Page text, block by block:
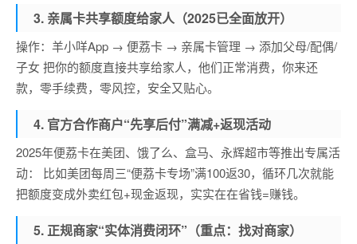
3. 亲属卡共享额度给家人（2025已全面放开）
操作：羊小咩App → 便荔卡 → 亲属卡管理 → 添加父母/配偶/
子女 把你的额度直接共享给家人，他们正常消费，你来还
款，零手续费，零风控，安全又贴心。
4. 官方合作商户“先享后付”满减+返现活动
2025年便荔卡在美团、饿了么、盒马、永辉超市等推出专属活
动： 比如美团每周三“便荔卡专场”满100返30，循环几次就能
把额度变成外卖红包+现金返现，实实在在省钱=赚钱。
5. 正规商家“实体消费闭环”（重点：找对商家）